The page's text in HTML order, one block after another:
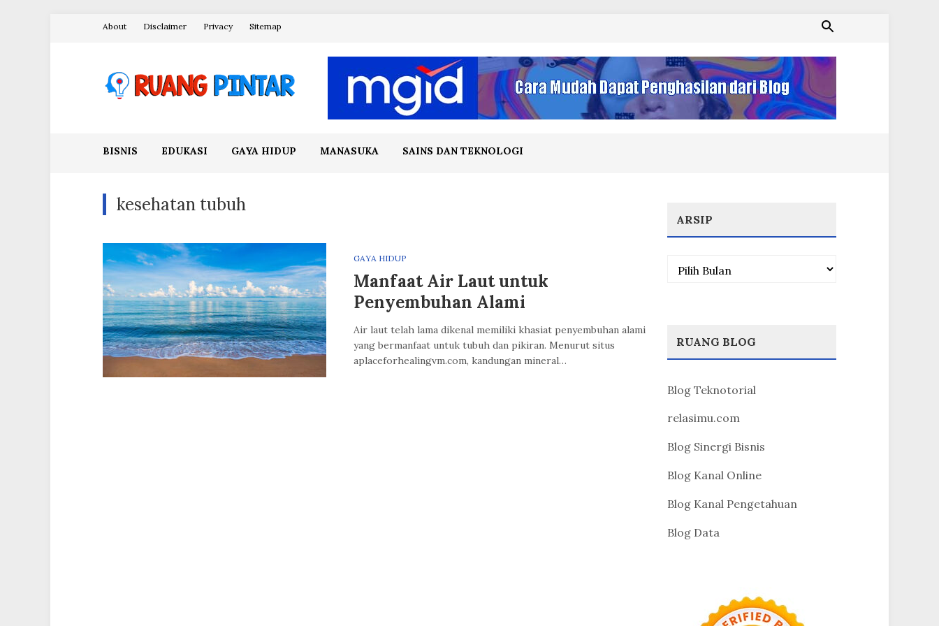
About Disclaimer Privacy Sitemap
BISNIS EDUKASI GAYA HIDUP MANASUKA SAINS DAN TEKNOLOGI
kesehatan tubuh
GAYA HIDUP
Manfaat Air Laut untuk
Penyembuhan Alami
Air laut telah lama dikenal memiliki khasiat penyembuhan alami
yang bermanfaat untuk tubuh dan pikiran. Menurut situs
aplaceforhealingvm.com, kandungan mineral…
ARSIP
Arsip
RUANG BLOG
Blog Teknotorial
relasimu.com
Blog Sinergi Bisnis
Blog Kanal Online
Blog Kanal Pengetahuan
Blog Data